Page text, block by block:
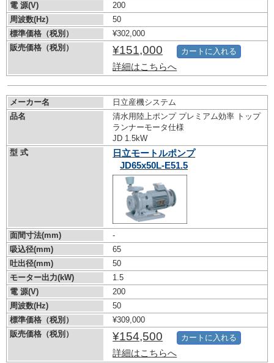
電 源(V)
200
周波数(Hz)
50
標準価格（税別）
¥302,000
販売価格（税別）
¥151,000
詳細はこちらへ
カートに入れる
メーカー名
日立産機システム
品名
清水用陸上ポンプ プレミアム効率 トップ
ランナーモータ仕様
JD 1.5kW
型 式
日立モートルポンプ
JD65x50L-E51.5
面間寸法(mm)
-
吸込径(mm)
65
吐出径(mm)
50
モーター出力(kW)
1.5
電 源(V)
200
周波数(Hz)
50
標準価格（税別）
¥309,000
販売価格（税別）
¥154,500
詳細はこちらへ
カートに入れる